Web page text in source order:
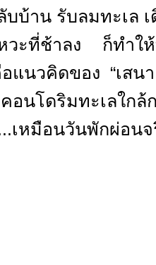
บ้าน รับลมทะเล
วะที่ช้าลง ก็ทำใ
แนวคิดของ “เส
อนโดริมทะเลใกล้
เหมือนวันพักผ่อนจ